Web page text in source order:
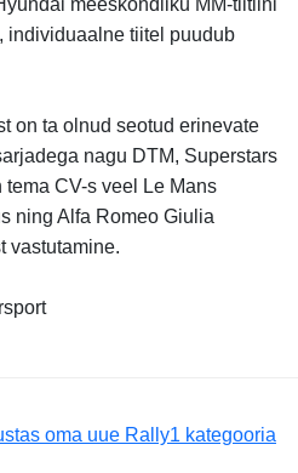
individuaalne tiitel puudub
on ta olnud seotud erinevate
nagu DTM, Superstars
CV-s veel Le Mans
ning Alfa Romeo Giulia
vastutamine.
oma uue Rally1 kategooria